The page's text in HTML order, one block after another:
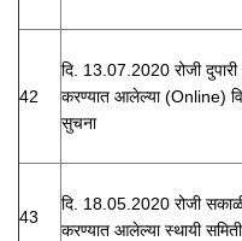
42
दि. 13.07.2020 रोजी
करण्यात आलेल्या (Online)
सुचना
43
दि. 18.05.2020 रोजी
करण्यात आलेल्या स्थायी